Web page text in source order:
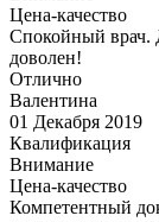
Цена-качество
Спокойный врач.
доволен!
Отлично
Валентина
01 Декабря 2019
Квалификация
Внимание
Цена-качество
Компетентный